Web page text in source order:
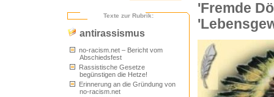
Texte zur Rubrik:
antirassismus
no-racism.net – Bericht vom
Abschiedsfest
Rassistische Gesetze
begünstigen die Hetze!
Erinnerung an die Gründung von
no-racism.net
'Fremde